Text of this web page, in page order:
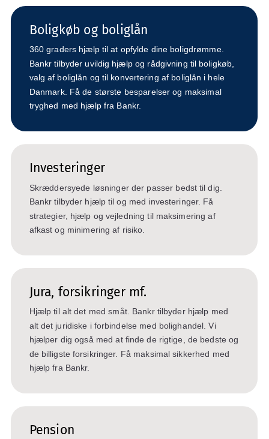
Boligkøb og boliglån
360 graders hjælp til at opfylde dine boligdrømme.
Bankr tilbyder uvildig hjælp og rådgivning til boligkøb,
valg af boliglån og til konvertering af boliglån i hele
Danmark. Få de største besparelser og maksimal
tryghed med hjælp fra Bankr.
Investeringer
Skræddersyede løsninger der passer bedst til dig.
Bankr tilbyder hjælp til og med investeringer. Få
strategier, hjælp og vejledning til maksimering af
afkast og minimering af risiko.
Jura, forsikringer mf.
Hjælp til alt det med småt. Bankr tilbyder hjælp med
alt det juridiske i forbindelse med bolighandel. Vi
hjælper dig også med at finde de rigtige, de bedste og
de billigste forsikringer. Få maksimal sikkerhed med
hjælp fra Bankr.
Pension